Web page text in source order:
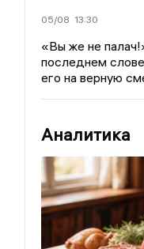
05/08 13:30
«Вы же не
последнем
его на верную
Аналитика